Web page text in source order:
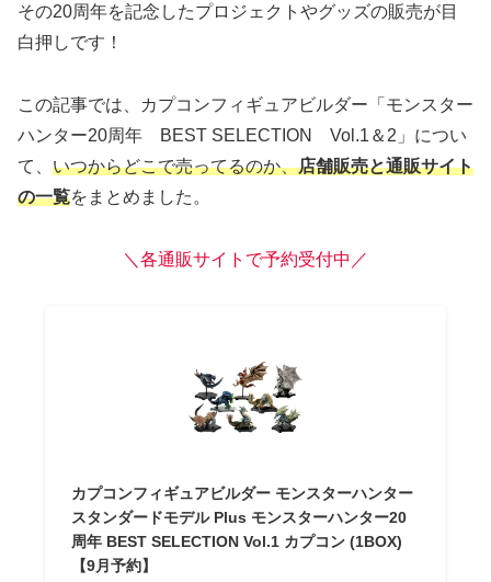
その20周年を記念したプロジェクトやグッズの販売が目
白押しです！
この記事では、カプコンフィギュアビルダー「モンスター
ハンター20周年 BEST SELECTION Vol.1＆2」につい
て、 いつからどこで売ってるのか、店舗販売と通販サイト
の一覧をまとめました。
＼各通販サイトで予約受付中／
カプコンフィギュアビルダー モンスターハンター
スタンダードモデル Plus モンスターハンター20
周年 BEST SELECTION Vol.1 カプコン (1BOX)
【9月予約】